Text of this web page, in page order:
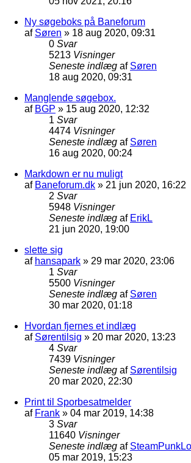
Ny søgeboks på Baneforum
af Søren » 18 aug 2020, 09:31
0 Svar
5213 Visninger
Seneste indlæg af Søren
18 aug 2020, 09:31
Manglende søgebox.
af BGP » 15 aug 2020, 12:32
1 Svar
4474 Visninger
Seneste indlæg af Søren
16 aug 2020, 00:24
Markdown er nu muligt
af Baneforum.dk » 21 jun 2020, 16:22
2 Svar
5948 Visninger
Seneste indlæg af ErikL
21 jun 2020, 19:00
slette sig
af hansapark » 29 mar 2020, 23:06
1 Svar
5500 Visninger
Seneste indlæg af Søren
30 mar 2020, 01:18
Hvordan fjernes et indlæg
af Sørentilsig » 20 mar 2020, 13:23
4 Svar
7439 Visninger
Seneste indlæg af Sørentilsig
20 mar 2020, 22:30
Print til Sporbesatmelder
af Frank » 04 mar 2019, 14:38
3 Svar
11640 Visninger
Seneste indlæg af
05 mar 2019, 15:23